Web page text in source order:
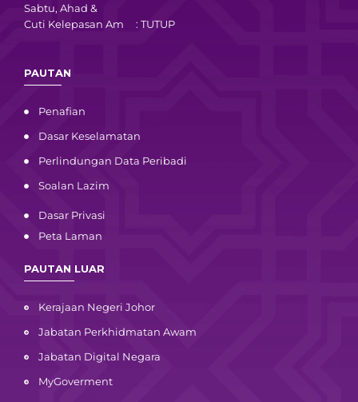
Sabtu, Ahad &
Cuti Kelepasan Am : TUTUP
PAUTAN
Penafian
Dasar Keselamatan
Perlindungan Data Peribadi
Soalan Lazim
Dasar Privasi
Peta Laman
PAUTAN LUAR
Kerajaan Negeri Johor
Jabatan Perkhidmatan Awam
Jabatan Digital Negara
MyGoverment